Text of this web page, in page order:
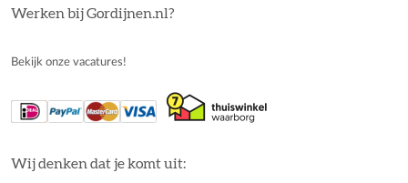
Werken bij Gordijnen.nl?
Bekijk onze vacatures!
Wij denken dat je komt uit: